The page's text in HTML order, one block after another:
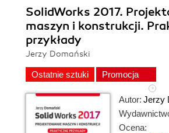
SolidWorks 2017.
maszyn i konstrukcji.
przykłady
Jerzy Domański
Ostatnie sztuki Promocja
Autor: Jerzy
Ocena: